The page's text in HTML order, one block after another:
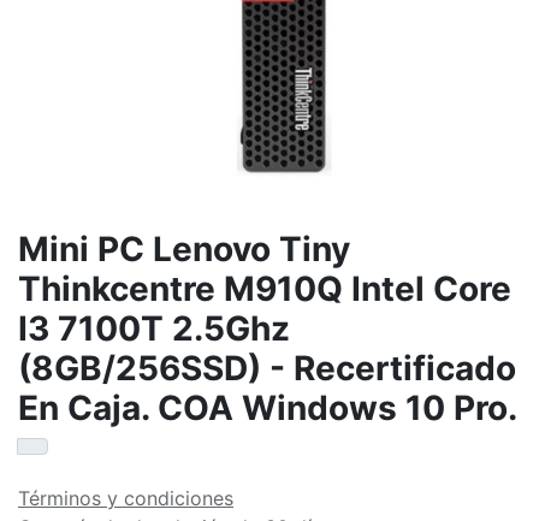
Mini PC Lenovo Tiny
Thinkcentre M910Q Intel Core
I3 7100T 2.5Ghz
(8GB/256SSD) - Recertificado
En Caja. COA Windows 10 Pro.
Términos y condiciones